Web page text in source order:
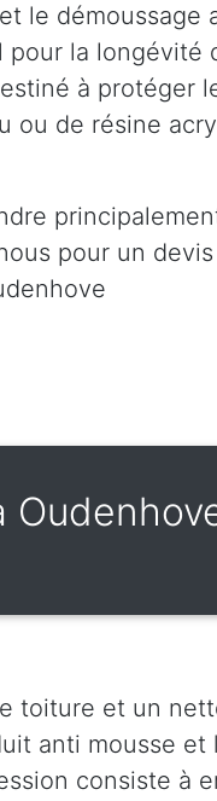
le démoussage
pour la
à protéger
ou de résine
pour un
toiture et un
anti mousse et
consiste à